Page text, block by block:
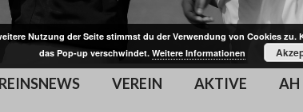
VEREIN AKTIVE AH
Nutzung der Seite stimmst du der Verwendung von Cookies zu.
das Pop-up verschwindet. Weitere Informationen